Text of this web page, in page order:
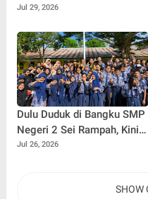
untuk Perjalanan Jauh
Jul 29, 2026
Dulu Duduk di Bangku SMP
Negeri 2 Sei Rampah, Kini
Penulis Mulai Aja Dulu
Menginspirasi Generasi
Jul 26, 2026
SHOW